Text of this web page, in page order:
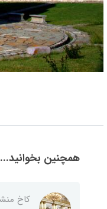
همچنین بخوانید...